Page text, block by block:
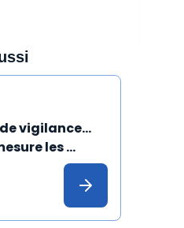
de vigilance…
les
de l’ESG
rabotés ?